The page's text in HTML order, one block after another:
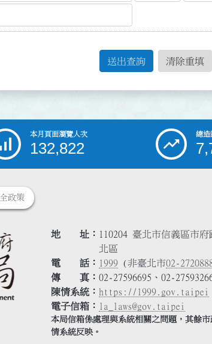
送出查詢 清除重填
本月頁面瀏覽人次
132,822
總造
政策
地 址
110204 臺北市信義區市府
北區
電 話
1999 (非臺北市02-
傳 真
02-27596695、02-
陳情系統
https://1999.gov.taipei
電子信箱
la_laws@gov.taipei
本局信箱係處理與系統相關之問題，其餘
情系統反映。